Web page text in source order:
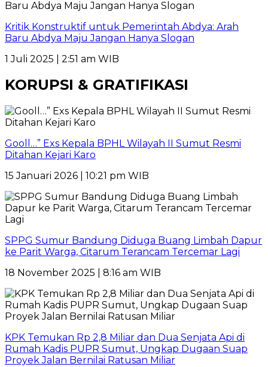
Kritik Konstruktif untuk Pemerintah Abdya: Arah
Baru Abdya Maju Jangan Hanya Slogan
1 Juli 2025 | 2:51 am WIB
KORUPSI & GRATIFIKASI
Gooll…” Exs Kepala BPHL Wilayah II Sumut Resmi
Ditahan Kejari Karo
15 Januari 2026 | 10:21 pm WIB
SPPG Sumur Bandung Diduga Buang Limbah Dapur
ke Parit Warga, Citarum Terancam Tercemar Lagi
18 November 2025 | 8:16 am WIB
KPK Temukan Rp 2,8 Miliar dan Dua Senjata Api di
Rumah Kadis PUPR Sumut, Ungkap Dugaan Suap
Proyek Jalan Bernilai Ratusan Miliar